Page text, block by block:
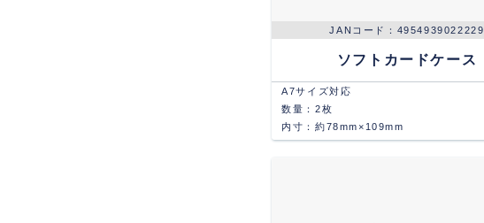
4954939022229
ソフトカードケース
A7サイズ対応
数量：2枚
内寸：約78mm×109mm